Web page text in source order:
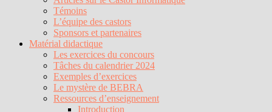
Témoins
L’équipe des castors
Sponsors et partenaires
Matérial didactique
Les exercices du concours
Tâches du calendrier 2024
Exemples d’exercices
Le mystère de BEBRA
Ressources d’enseignement
Introduction